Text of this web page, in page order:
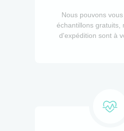
Nous pouvons
échantillons gratuits,
d'expédition sont à